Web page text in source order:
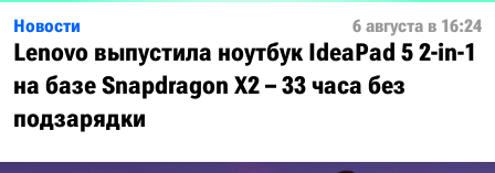
Новости 6 августа в 16:24
Lenovo выпустила ноутбук IdeaPad 5 2-in-1
на базе Snapdragon X2 – 33 часа без
подзарядки